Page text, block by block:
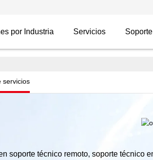
por Industria Servicios Soporte
confiables y profesionales.
servicios
soporte técnico remoto, soporte técnico